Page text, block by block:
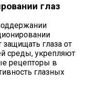
глаз
глаза от
среды, укрепляют
рецепторы в
глазных